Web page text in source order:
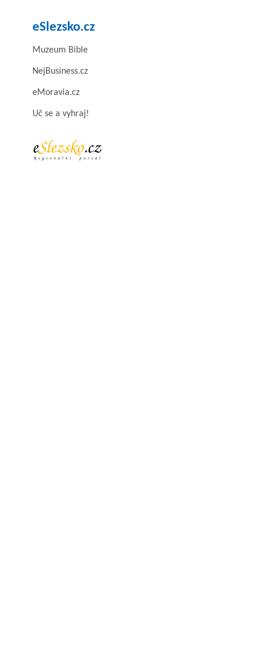
eSlezsko.cz
Muzeum Bible
NejBusiness.cz
eMoravia.cz
Uč se a vyhraj!